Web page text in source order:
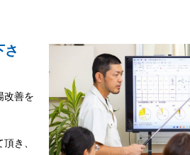
さ
改善を
き、